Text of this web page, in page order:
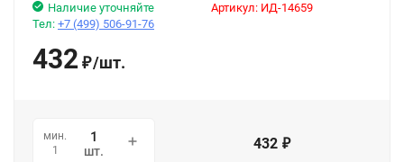
Артикул: ИД-14659
Наличие уточняйте
Тел: +7 (499) 506-91-76
432 ₽/шт.
мин.
1
шт. 432 ₽